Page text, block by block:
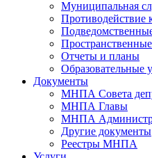
Муниципальная
Противодействие
Отчеты и планы
Образовательные
Документы
МНПА Совета
МНПА Главы
МНПА
Другие документы
Реестры МНПА